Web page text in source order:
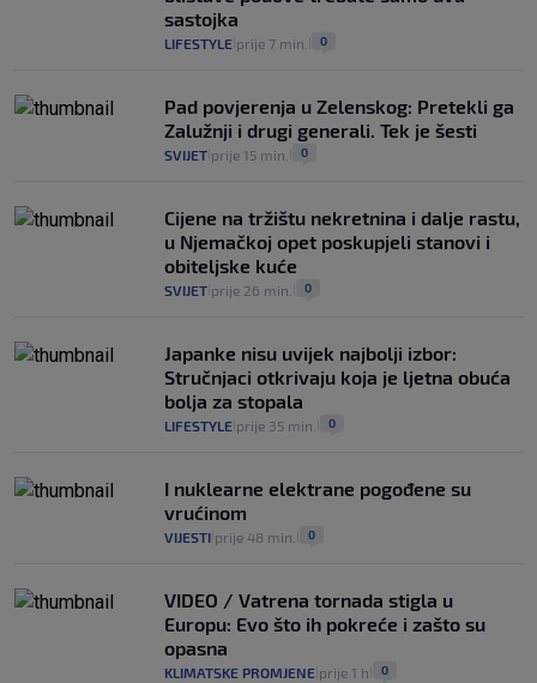
30. srp. 25
sastojka
LIFESTYLE prije 7 min. 0
Pad povjerenja u Zelenskog: Pretekli ga
Zalužnji i drugi generali. Tek je šesti
SVIJET prije 15 min. 0
Cijene na tržištu nekretnina i dalje rastu,
u Njemačkoj opet poskupjeli stanovi i
obiteljske kuće
SVIJET prije 26 min. 0
Japanke nisu uvijek najbolji izbor:
Stručnjaci otkrivaju koja je ljetna obuća
bolja za stopala
LIFESTYLE prije 35 min. 0
I nuklearne elektrane pogođene su
vrućinom
VIJESTI prije 48 min. 0
VIDEO / Vatrena tornada stigla u
Europu: Evo što ih pokreće i zašto su
opasna
KLIMATSKE PROMJENE prije 1 h 0